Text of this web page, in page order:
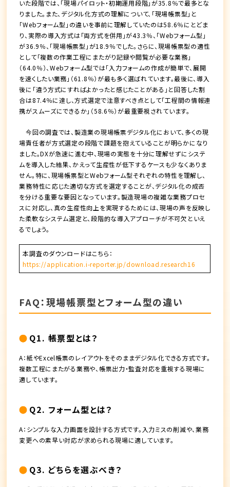
いた段階では、「現場パイロット・初期運用段階」が35.8％で最多とな
りました。また、デジタル化方式の理解について、「現場帳票型」と
「Webフォーム型」の違いを事前に理解していたのは58.6％にとどま
り、実際の導入方式は「両方式を併用」が43.3％、「Webフォーム型」
が36.9％、「現場帳票型」が18.9％でした。さらに、現場帳票型の適性
として「複数の作業工程にまたがり記録や閲覧が必要な業務」
（64.0％）、Webフォーム型では「入力フォームの作成が簡単で、展開
を速くしたい業務」（61.8％）が最も多く選ばれています。最後に、導入
後に「違う方式にすればよかったと感じたことがある」と回答した割
合は87.4％に達し、方式選定で注意すべき点として「工程間の情報連
携がスムーズにできるか」（58.6％）が最重要視されています。
今回の調査では、製造業の現場帳票デジタル化において、多くの現
場責任者が方式選定の段階で課題を抱えていることが明らかになり
ました。DXが急速に進む中、現場の実態を十分に理解せずにシステ
ムを導入した結果、かえって生産性が低下するケースも少なくありま
せん。特に、現場帳票型とWebフォーム型それぞれの特性を理解し、
業務特性に応じた適切な方式を選定することが、デジタル化の成否
を分ける重要な要因となっています。製造現場の複雑な業務プロセ
スに対応し、真の生産性向上を実現するためには、現場の声を反映し
た柔軟なシステム選定と、段階的な導入アプローチが不可欠といえ
るでしょう。
本調査のダウンロードはこちら：
https://application.i-reporter.jp/download.research16
FAQ：現場帳票型とフォーム型の違い
Q1. 帳票型とは？
A：紙やExcel帳票のレイアウトをそのままデジタル化できる方式です。
複数工程にまたがる業務や、帳票出力・監査対応を重視する現場に
適しています。
Q2. フォーム型とは？
A：シンプルな入力画面を設計する方式です。入力ミスの削減や、業務
変更への素早い対応が求められる現場に適しています。
Q3. どちらを選ぶべき？